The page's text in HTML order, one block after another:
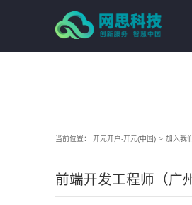
当前位置： 开元开户-开元(中国) > 加入我们
前端开发工程师（广